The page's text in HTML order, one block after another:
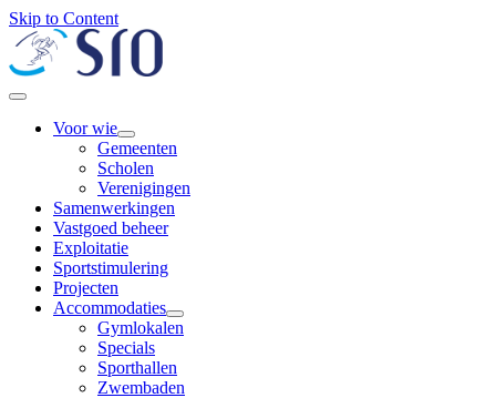
Skip to Content
Voor wie
Gemeenten
Scholen
Verenigingen
Samenwerkingen
Vastgoed beheer
Exploitatie
Sportstimulering
Projecten
Accommodaties
Gymlokalen
Specials
Sporthallen
Zwembaden